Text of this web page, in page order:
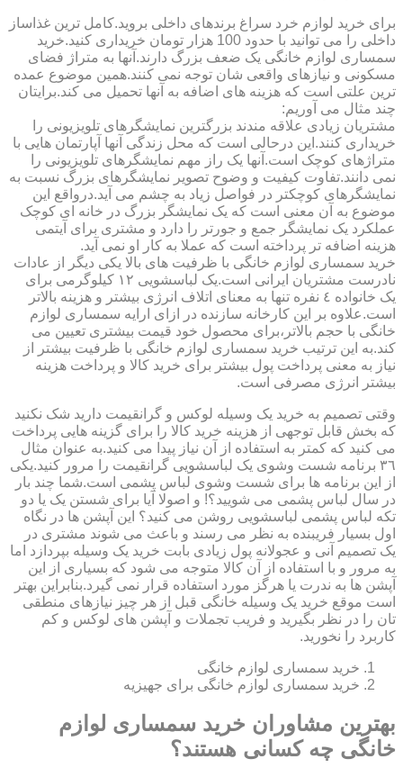
برای خرید لوازم خرد سراغ برندهای داخلی بروید.کامل ترین غذاساز
داخلی را می توانید با حدود 100 هزار تومان خریداری کنید.خرید
سمساری لوازم خانگی یک ضعف بزرگ دارند.آنها به متراژ فضای
مسکونی و نیازهای واقعی شان توجه نمی کنند.همین موضوع عمده
ترین علتی است که هزینه های اضافه به آنها تحمیل می کند.برایتان
چند مثال می آوریم:
مشتریان زیادی علاقه مندند بزرگترین نمایشگرهای تلویزیونی را
خریداری کنند.این درحالی است که محل زندگی آنها آپارتمان هایی با
متراژهای کوچک است.آنها یک راز مهم نمایشگرهای تلویزیونی را
نمی دانند.تفاوت کیفیت و وضوح تصویر نمایشگرهای بزرگ نسبت به
نمایشگرهای کوچکتر در فواصل زیاد به چشم می آید.درواقع این
موضوع به آن معنی است که یک نمایشگر بزرگ در خانه ای کوچک
عملکرد یک نمایشگر جمع و جورتر را دارد و مشتری برای آیتمی
هزینه اضافه تر پرداخته است که عملا به کار او نمی آید.
خرید سمساری لوازم خانگی با ظرفیت های بالا یکی دیگر از عادات
نادرست مشتریان ایرانی است.یک لباسشویی ١٢ کیلوگرمی برای
یک خانواده ٤ نفره تنها به معنای اتلاف انرژی بیشتر و هزینه بالاتر
است.علاوه بر این کارخانه سازنده در ازای ارایه سمساری لوازم
خانگی با حجم بالاتر،برای محصول خود قیمت بیشتری تعیین می
کند.به این ترتیب خرید سمساری لوازم خانگی با ظرفیت بیشتر از
نیاز به معنی پرداخت پول بیشتر برای خرید کالا و پرداخت هزینه
بیشتر انرژی مصرفی است.
وقتی تصمیم به خرید یک وسیله لوکس و گرانقیمت دارید شک نکنید
که بخش قابل توجهی از هزینه خرید کالا را برای گزینه هایی پرداخت
می کنید که کمتر به استفاده از آن نیاز پیدا می کنید.به عنوان مثال
٣٦ برنامه شست وشوی یک لباسشویی گرانقیمت را مرور کنید.یکی
از این برنامه ها برای شست وشوی لباس پشمی است.شما چند بار
در سال لباس پشمی می شویید؟! و اصولا آیا برای شستن یک یا دو
تکه لباس پشمی لباسشویی روشن می کنید؟ این آپشن ها در نگاه
اول بسیار فریبنده به نظر می رسند و باعث می شوند مشتری در
یک تصمیم آنی و عجولانه پول زیادی بابت خرید یک وسیله بپردازد اما
به مرور و با استفاده از آن کالا متوجه می شود که بسیاری از این
آپشن ها به ندرت یا هرگز مورد استفاده قرار نمی گیرد.بنابراین بهتر
است موقع خرید یک وسیله خانگی قبل از هر چیز نیازهای منطقی
تان را در نظر بگیرید و فریب تجملات و آپشن های لوکس و کم
کاربرد را نخورید.
خرید سمساری لوازم خانگی
خرید سمساری لوازم خانگی برای جهیزیه
بهترین مشاوران خرید سمساری لوازم
خانگی چه کسانی هستند؟